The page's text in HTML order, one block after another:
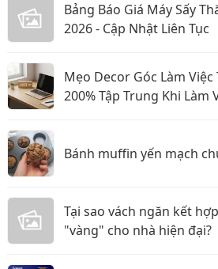
Bảng Báo Giá Máy Sấy
2026 - Cập Nhật Liên Tục
Mẹo Decor Góc Làm Việc
200% Tập Trung Khi Làm
Bánh muffin yến mạch
Tại sao vách ngăn kết
"vàng" cho nhà hiện đại?